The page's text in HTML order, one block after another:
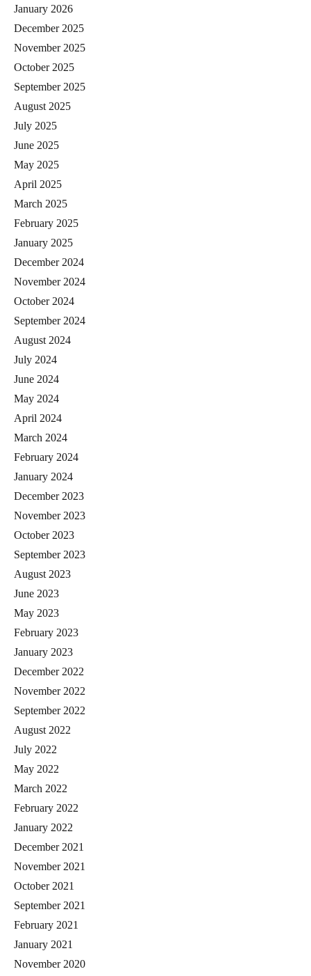
January 2026
December 2025
November 2025
October 2025
September 2025
August 2025
July 2025
June 2025
May 2025
April 2025
March 2025
February 2025
January 2025
December 2024
November 2024
October 2024
September 2024
August 2024
July 2024
June 2024
May 2024
April 2024
March 2024
February 2024
January 2024
December 2023
November 2023
October 2023
September 2023
August 2023
June 2023
May 2023
February 2023
January 2023
December 2022
November 2022
September 2022
August 2022
July 2022
May 2022
March 2022
February 2022
January 2022
December 2021
November 2021
October 2021
September 2021
February 2021
January 2021
November 2020